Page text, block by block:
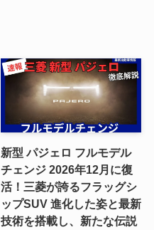
新型 パジェロ フルモデル
チェンジ 2026年12月に復
活！三菱が誇るフラッグシ
ップSUV 進化した姿と最新
技術を搭載し、新たな伝説